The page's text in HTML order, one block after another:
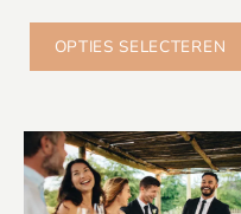
OPTIES SELECTEREN